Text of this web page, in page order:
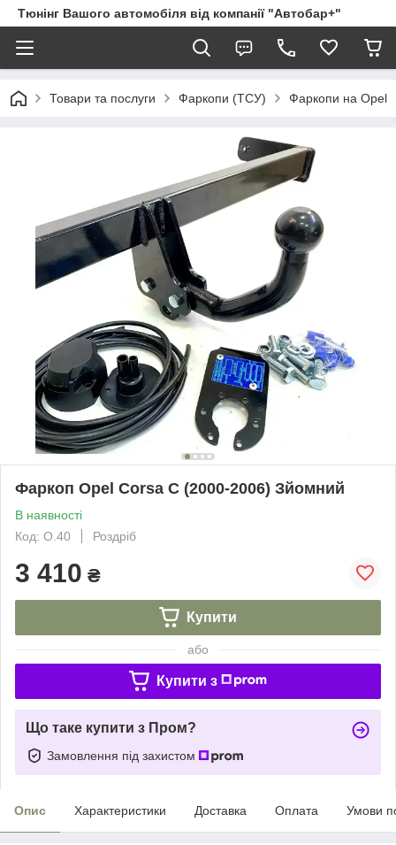
Тюнінг Вашого автомобіля від компанії "Автобар+"
Товари та послуги Фаркопи (ТСУ) Фаркопи на Opel
Фаркоп Opel Corsa C (2000-2006) Зйомний
В наявності
Код: О.40
Роздріб
3 410 ₴
Купити
або
Купити з
Що таке купити з Пром?
Замовлення під захистом
Опис Характеристики Доставка Оплата Умови